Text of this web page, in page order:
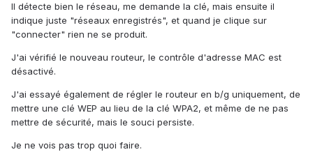
Il détecte bien le réseau, me demande la clé, mais ensuite il
indique juste "réseaux enregistrés", et quand je clique sur
"connecter" rien ne se produit.
J'ai vérifié le nouveau routeur, le contrôle d'adresse MAC est
désactivé.
J'ai essayé également de régler le routeur en b/g uniquement, de
mettre une clé WEP au lieu de la clé WPA2, et même de ne pas
mettre de sécurité, mais le souci persiste.
Je ne vois pas trop quoi faire.